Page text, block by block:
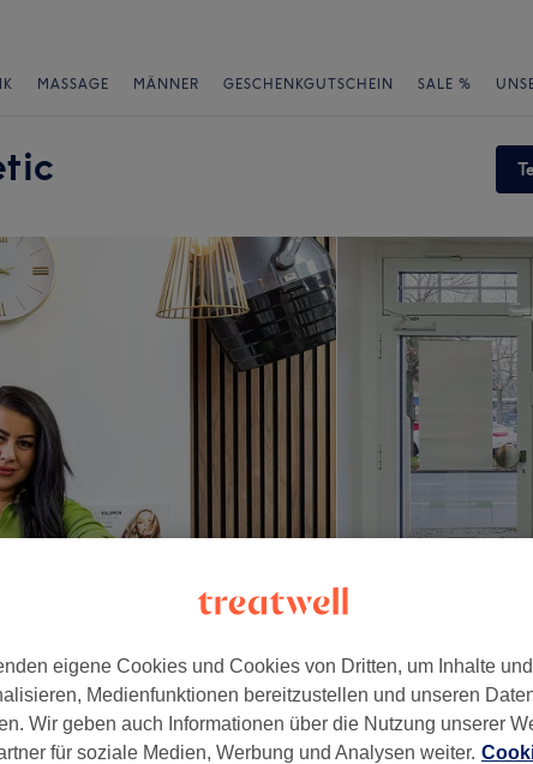
MASSAGE MÄNNER GESCHENKGUTSCHEIN SALE %
, 12107
eigene Cookies und Cookies von Dritten, um Inhalte
Medienfunktionen bereitzustellen und unseren
Wir geben auch Informationen über die Nutzung unserer
für soziale Medien, Werbung und Analysen weiter.